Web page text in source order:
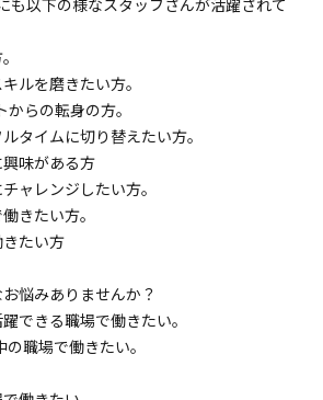
も以下の様なスタッフさんが活躍されて
ルを磨きたい方。
らの転身の方。
タイムに切り替えたい方。
味がある方
ャレンジしたい方。
きたい方。
きたい方
悩みありませんか？
できる職場で働きたい。
職場で働きたい。